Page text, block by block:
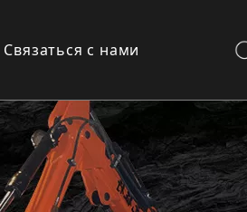
Связаться с нами